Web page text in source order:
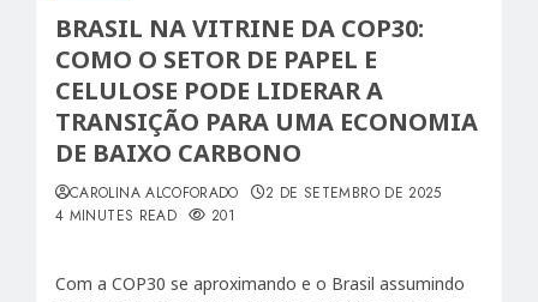
BRASIL NA VITRINE DA COP30:
COMO O SETOR DE PAPEL E
CELULOSE PODE LIDERAR A
TRANSIÇÃO PARA UMA ECONOMIA
DE BAIXO CARBONO
CAROLINA ALCOFORADO
2 DE SETEMBRO DE 2025
4 MINUTES READ
201
Com a COP30 se aproximando e o Brasil assumindo